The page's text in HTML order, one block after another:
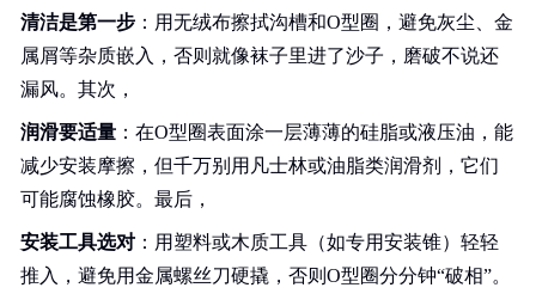
清洁是第一步 ：用无绒布擦拭沟槽和O型圈，避免灰尘、金
属屑等杂质嵌入，否则就像袜子里进了沙子，磨破不说还
漏风。其次，
润滑要适量 ：在O型圈表面涂一层薄薄的硅脂或液压油，能
减少安装摩擦，但千万别用凡士林或油脂类润滑剂，它们
可能腐蚀橡胶。最后，
安装工具选对 ：用塑料或木质工具（如专用安装锥）轻轻
推入，避免用金属螺丝刀硬撬，否则O型圈分分钟“破相”。